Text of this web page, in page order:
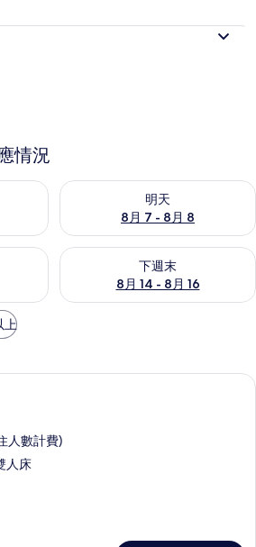
情況
供應情況
明天
8月 7 - 8月 8
查看明天 (8月 7 - 8月 8) 的供
的供應情況
下週末
8月 14 - 8月 16
查看下週末 (8月 14 - 8月 16)
上
人數計費)
人床